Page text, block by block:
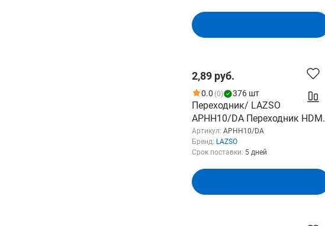
2,89 руб.
0.0 (0) 376 шт
Переходник/ LAZSO
APHH10/DA Переходник HDMI
штекер D / HDMI розетка А ,
19pin, позолоченные
контакты.
Артикул: APHH10/DA
Бренд: LAZSO
Срок поставки: 5 дней